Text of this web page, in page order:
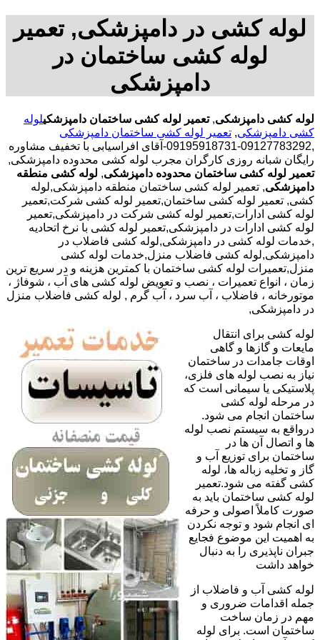
لوله کشی در دامپزشکی, تعمیر
لوله کشی ساختمان در
دامپزشکی
لوله کشی دامپزشکی,تعمیر لوله کشی ساختمان دامپزشکیلوله
کشی دامپزشکی, تعمیر لوله کشی ساختمان دامپزشکی
,09127783292-09195918731-آقای افراسیابی با تخفیف مشاوره
رایگان شبانه روزی کارگران مجرب لوله کشی محدوده دامپزشکی,
تعمیر لوله کشی ساختمان محدوده دامپزشکی, لوله کشی منطقه
دامپزشکی, تعمیر لوله کشی ساختمان منطقه دامپزشکی,لوله
کشی, تعمیر لوله کشی ساختمان,تعمیر لوله کشی شرکت,تعمیر
لوله کشی ادارات,تعمیر لوله کشی شرکت در دامپزشکی,تعمیر
لوله کشی ادارات در دامپزشکی,تعمیر لوله کشی با نرخ اتحادیه
,خدمات لوله کشی در دامپزشکی,لوله کشی فاضلاب در
دامپزشکی,لوله کشی فاضلاب منزل,خدمات لوله کشی
منزل,تعمیرات لوله کشی ساختمان با کمترین هزینه و در سریع ترین
زمان ، انواع تعمیرات ، نصب و تعویض لوله کشی های آب ، شوفاژ ،
موتورخانه ، فاضلاب ، آب سرد ، آب گرم , لوله کشی فاضلاب منزل
در دامپزشکی,
لوله کشی برای انتقال
مایعات و گازها و گاهی
اوقات جامدات در ساختمان
نیاز به نصب لوله های فلزی،
پلاستیکی یا سیمانی است که
در مرحله لوله کشی
ساختمان انجام می شود.
درواقع به سیستم نصب لوله
ها و اتصال آن ها در
ساختمان برای توزیع آب و
گاز و تخلیه زباله ها، لوله
کشی گفته می شود.تعمیر
لوله کشی ساختمان باید به
صورت کاملاً اصولی و حرفه
ای انجام شود و توجه نکردن
به اهمیت این موضوع فجایع
جبران ناپذیری را به دنبال
خواهد داشت
لوله کشی آب و فاضلاب از
جمله اقدامات ضروری و
مهم در زمان ساخت
ساختمان است. برای لوله